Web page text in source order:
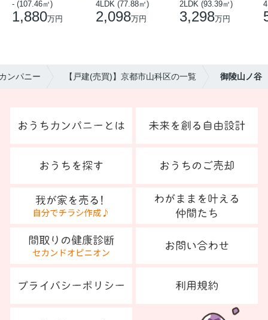
- (107.46㎡)
1,880万円
4LDK (77.88㎡)
2,098万円
2LDK (93.39㎡)
3,298万円
ンパニー 【戸建(売買)】京都市山科区の一覧 御陵山ノ谷